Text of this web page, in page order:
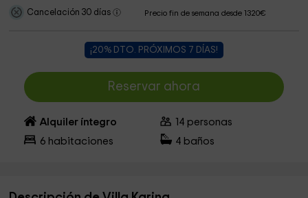
Cancelación 30 días Precio fin de semana desde 1320€
¡20% DTO. PRÓXIMOS 7 DÍAS!
Reservar ahora
Alquiler íntegro 14 personas
6 habitaciones 4 baños